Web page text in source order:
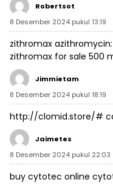
Robertsot
8 Desember 2024 pukul 13:19
zithromax azithromycin:
zithromax for sale 500
Jimmietam
8 Desember 2024 pukul 18:19
http://clomid.store/#
Jaimetes
8 Desember 2024 pukul 22:03
buy cytotec online